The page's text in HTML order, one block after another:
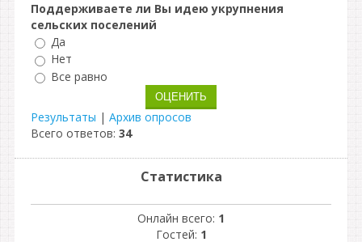
Поддерживаете ли Вы идею укрупнения
сельских поселений
Да
Нет
Все равно
Результаты | Архив опросов
Всего ответов: 34
Статистика
Онлайн всего: 1
Гостей: 1